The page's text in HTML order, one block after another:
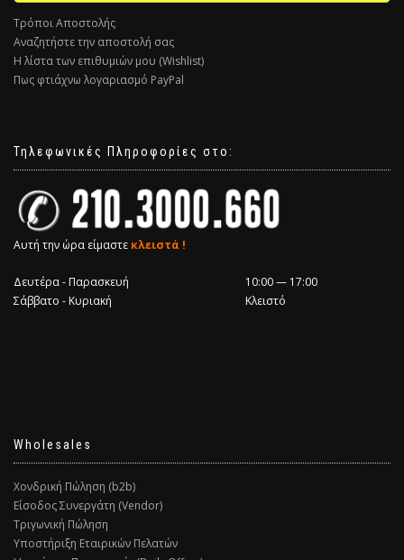
Τρόποι Αποστολής
Αναζητήστε την αποστολή σας
Η λίστα των επιθυμιών μου (Wishlist)
Πως φτιάχνω λογαριασμό PayPal
Τηλεφωνικές Πληροφορίες στο:
Αυτή την ώρα είμαστε κλειστά !
Δευτέρα - Παρασκευή
10:00 — 17:00
Σάββατο - Κυριακή
Κλειστό
Wholesales
Χονδρική Πώληση (b2b)
Είσοδος Συνεργάτη (Vendor)
Τριγωνική Πώληση
Υποστήριξη Εταιρικών Πελατών